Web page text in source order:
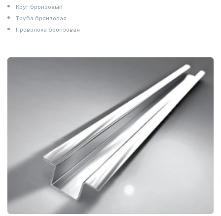
Круг бронзовый
Труба бронзовая
Проволока бронзовая